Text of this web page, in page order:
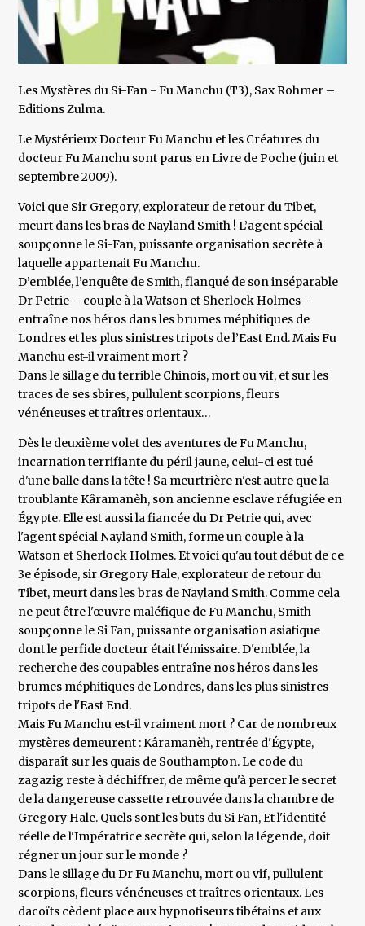
Les Mystères du Si-Fan - Fu Manchu (T3), Sax Rohmer –
Editions Zulma.
Le Mystérieux Docteur Fu Manchu et les Créatures du
docteur Fu Manchu sont parus en Livre de Poche (juin et
septembre 2009).
Voici que Sir Gregory, explorateur de retour du Tibet,
meurt dans les bras de Nayland Smith ! L’agent spécial
soupçonne le Si-Fan, puissante organisation secrète à
laquelle appartenait Fu Manchu.
D’emblée, l’enquête de Smith, flanqué de son inséparable
Dr Petrie – couple à la Watson et Sherlock Holmes –
entraîne nos héros dans les brumes méphitiques de
Londres et les plus sinistres tripots de l’East End. Mais Fu
Manchu est-il vraiment mort ?
Dans le sillage du terrible Chinois, mort ou vif, et sur les
traces de ses sbires, pullulent scorpions, fleurs
vénéneuses et traîtres orientaux…
Dès le deuxième volet des aventures de Fu Manchu,
incarnation terrifiante du péril jaune, celui-ci est tué
d'une balle dans la tête ! Sa meurtrière n'est autre que la
troublante Kâramanèh, son ancienne esclave réfugiée en
Égypte. Elle est aussi la fiancée du Dr Petrie qui, avec
l'agent spécial Nayland Smith, forme un couple à la
Watson et Sherlock Holmes. Et voici qu'au tout début de ce
3e épisode, sir Gregory Hale, explorateur de retour du
Tibet, meurt dans les bras de Nayland Smith. Comme cela
ne peut être l'œuvre maléfique de Fu Manchu, Smith
soupçonne le Si Fan, puissante organisation asiatique
dont le perfide docteur était l'émissaire. D'emblée, la
recherche des coupables entraîne nos héros dans les
brumes méphitiques de Londres, dans les plus sinistres
tripots de l'East End.
Mais Fu Manchu est-il vraiment mort ? Car de nombreux
mystères demeurent : Kâramanèh, rentrée d'Égypte,
disparaît sur les quais de Southampton. Le code du
zagazig reste à déchiffrer, de même qu'à percer le secret
de la dangereuse cassette retrouvée dans la chambre de
Gregory Hale. Quels sont les buts du Si Fan, Et l'identité
réelle de l'Impératrice secrète qui, selon la légende, doit
régner un jour sur le monde ?
Dans le sillage du Dr Fu Manchu, mort ou vif, pullulent
scorpions, fleurs vénéneuses et traîtres orientaux. Les
dacoïts cèdent place aux hypnotiseurs tibétains et aux